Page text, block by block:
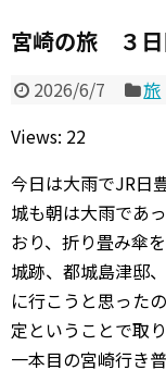
宮崎の旅 ３日
2026/6/7 旅
Views: 22
今日は大雨でJR日
城も朝は大雨であ
おり、折り畳み傘
城跡、都城島津邸
に行こうと思った
定ということで取
一本目の宮崎行き